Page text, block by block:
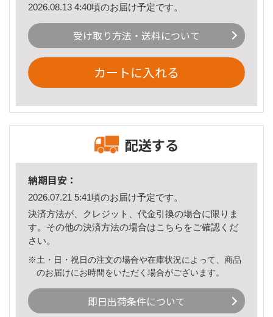
2026.08.13 4:40頃のお届け予定です。
受け取り方法・送料について
カートに入れる
配送する
納期目安：
2026.07.21 5:41頃のお届け予定です。
決済方法が、クレジット、代金引換の場合に限りま
す。その他の決済方法の場合はこちら をご確認くだ
さい。
※土・日・祝日の注文の場合や在庫状況によって、商品
のお届けにお時間をいただく場合がございます。
即日出荷条件について